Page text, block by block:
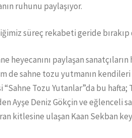
ruhunu paylaşıyor.
süreç rekabeti geride bırakıp
heyecanını paylaşan
de sahne tozu yutmanın kendileri
“Sahne Tozu Yutanlar”da bu
Ayşe Deniz Gökçin ve eğlenceli
kitlesine ulaşan Kaan Sekban